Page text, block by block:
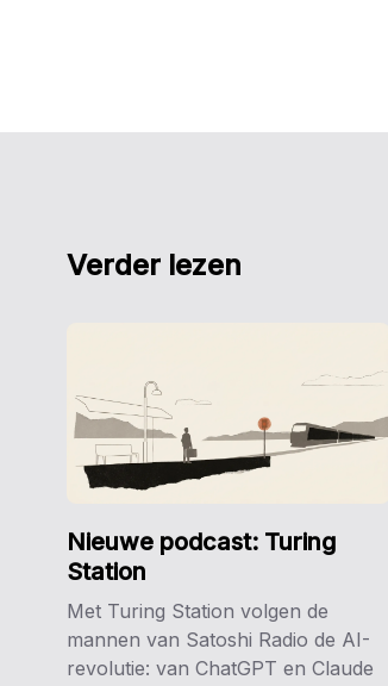
Verder lezen
Nieuwe podcast: Turing
Station
Met Turing Station volgen de
mannen van Satoshi Radio de AI-
revolutie: van ChatGPT en Claude